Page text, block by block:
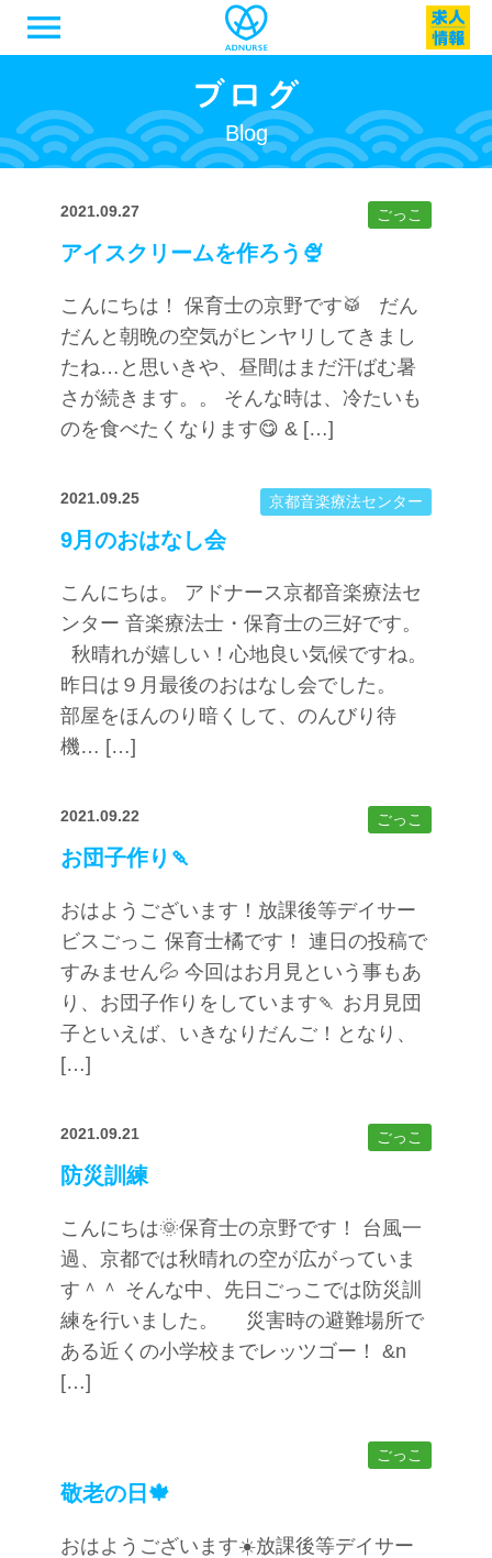
menu
Blog
2021.09.27 ごっこ
アイスクリームを作ろう🍨
こんにちは！ 保育士の京野です🥁 だん
だんと朝晩の空気がヒンヤリしてきまし
たね…と思いきや、昼間はまだ汗ばむ暑
さが続きます。。 そんな時は、冷たいも
のを食べたくなります😋 & […]
2021.09.25 京都音楽療法センター
9月のおはなし会
こんにちは。 アドナース京都音楽療法セ
ンター 音楽療法士・保育士の三好です。
秋晴れが嬉しい！心地良い気候ですね。
昨日は９月最後のおはなし会でした。
部屋をほんのり暗くして、のんびり待
機… […]
2021.09.22 ごっこ
お団子作り🍡
おはようございます！放課後等デイサー
ビスごっこ 保育士橘です！ 連日の投稿で
すみません💦 今回はお月見という事もあ
り、お団子作りをしています🍡 お月見団
子といえば、いきなりだんご！となり、
[…]
2021.09.21 ごっこ
防災訓練
こんにちは🌞保育士の京野です！ 台風一
過、京都では秋晴れの空が広がっていま
す＾＾ そんな中、先日ごっこでは防災訓
練を行いました。 災害時の避難場所で
ある近くの小学校までレッツゴー！ &n
[…]
ごっこ
敬老の日🍁
おはようございます☀️放課後等デイサー